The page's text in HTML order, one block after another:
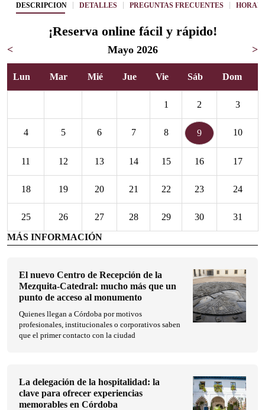
DESCRIPCIÓN DETALLES PREGUNTAS FRECUENTES
¡Reserva online fácil y rápido!
< Mayo 2026 >
Lun Mar Mié Jue Vie Sáb Dom
1 2 3
4 5 6 7 8 9 10
11 12 13 14 15 16 17
18 19 20 21 22 23 24
25 26 27 28 29 30
31
MÁS INFORMACIÓN
El nuevo Centro de Recepción de la
Mezquita-Catedral: mucho más que un
punto de acceso al monumento
Quienes llegan a Córdoba por motivos
profesionales, institucionales o corporativos saben
que el primer contacto con la ciudad
La delegación de la hospitalidad: la
clave para ofrecer experiencias
memorables en Córdoba